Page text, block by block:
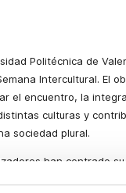
Politécnica de
Intercultural. El
el encuentro, la
culturas y
sociedad plural.
han centrado